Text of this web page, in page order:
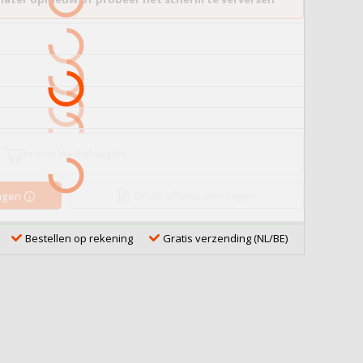
Bestellen op rekening Gratis verzending (NL/BE)